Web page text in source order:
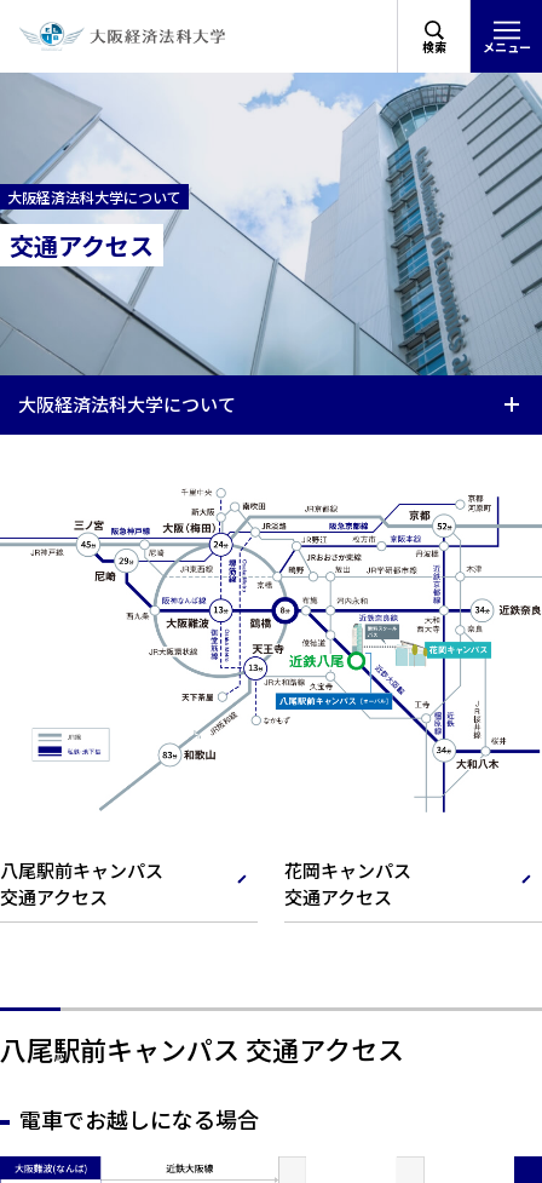
検索 メニュー
大阪経済法科大学について
交通アクセス
大阪経済法科大学について
八尾駅前キャンパス
交通アクセス
花岡キャンパス
交通アクセス
八尾駅前キャンパス 交通アクセス
電車でお越しになる場合